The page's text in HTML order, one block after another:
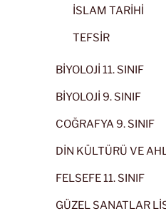
İSLAM TARİHİ
TEFSİR
BİYOLOJİ 11. SINIF
BİYOLOJİ 9. SINIF
COĞRAFYA 9. SINIF
DİN KÜLTÜRÜ VE
FELSEFE 11. SINIF
GÜZEL SANATLAR